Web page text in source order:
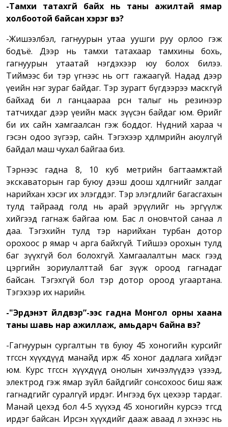
-Тамхи татахгүй байх нь таны ажилтай ямар
холбоотой байсан хэрэг вэ?
-Жишээлбэл, гагнуурын утаа уушги руу орлоо гэж
бодъё. Дээр нь тамхи татахаар тамхины бохь,
гагнуурын утаатай нэгдэхээр юу болох билээ.
Тиймээс би тэр үгнээс нь огт гажаагүй. Надад дээр
үеийн нэг зураг байдаг. Тэр зурагт бүгдээрээ маскгүй
байхад би л ганцаараа өрөөсөн талыг нь резинээр
татчихдаг дээр үеийн маск зүүсэн байдаг юм. Өөрийгөө
би их сайн хамгаалсан гэж боддог. Нүдний хараа ч
гэсэн одоо зүгээр, сайн. Тэгэхээр хөдөлмөрийн аюулгүй
байдал маш чухал байгаа биз.
Тэрнээс гадна 8, 10 куб метрийн багтаамжтай
экскаваторын гар буюу дээш доош хөдөлгөөнийг залдаг
нарийхан хэсэг их элэгддэг. Тэр элэгдлийг багасгахын
тулд тайраад голд нь арай эрүүлийг нь эргүүлж
хийгээд гагнаж байгаа юм. Бас л оновчтой санаа л
даа. Тэгэхийн тулд тэр нарийхан турбан дотор
орохоос өөр ямар ч арга байхгүй. Тийшээ орохын тулд
баг зүүхгүй бол болохгүй. Хамгаалалтын маск гээд
цэргийн зориулалттай баг зүүж ороод гагнадаг
байсан. Тэгэхгүй бол тэр дотор ороод угаартана.
Тэгэхээр их нарийн.
-"Эрдэнэт үйлдвэр”-ээс гадна Монгол орны хаана
таны шавь нар ажиллаж, амьдарч байна вэ?
-Гагнуурын сургалтын төв буюу 45 хоногийн курсийг
төгссөн хүүхдүүд манайд ирж 45 хоног дадлага хийдэг
юм. Курс төгссөн хүүхдүүд онолын хичээлүүдээ үзээд,
электрод гэж ямар зүйл байдгийг сонсохоос биш яаж
гагнадгийг суралгүй ирдэг. Ингээд бүх цехээр тардаг.
Манай цехэд бол 4-5 хүүхэд 45 хоногийн курсээ төгсөөд
ирдэг байсан. Ирсэн хүүхдийг дааж аваад л эхнээс нь